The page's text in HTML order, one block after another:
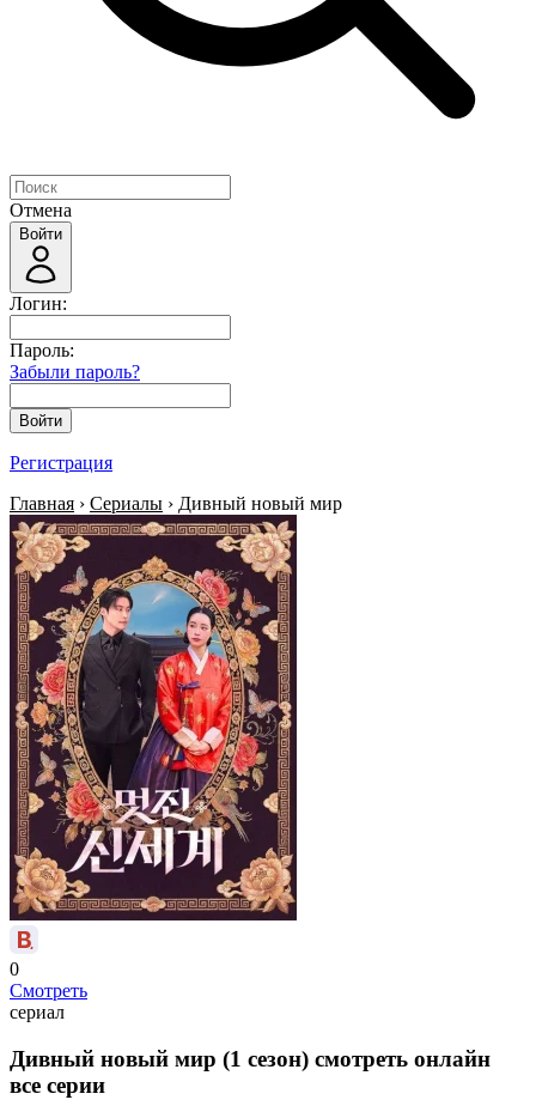
Отмена
Войти
Логин:
Пароль:
Забыли пароль?
Войти
Регистрация
Главная › Сериалы › Дивный новый мир
0
Смотреть
сериал
Дивный новый мир (1 сезон) смотреть онлайн
все серии